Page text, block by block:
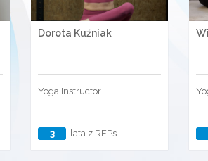
Dorota Kuźniak
Yoga Instructor
3 lata z REPs